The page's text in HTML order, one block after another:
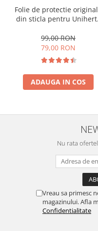
Folie de protectie
din sticla pentru
PRO
99,00 RON
79,00 RON
ADAUGA IN COS
Nu rata
Vreau sa primesc
magazinului. Afla
Confidentialitate